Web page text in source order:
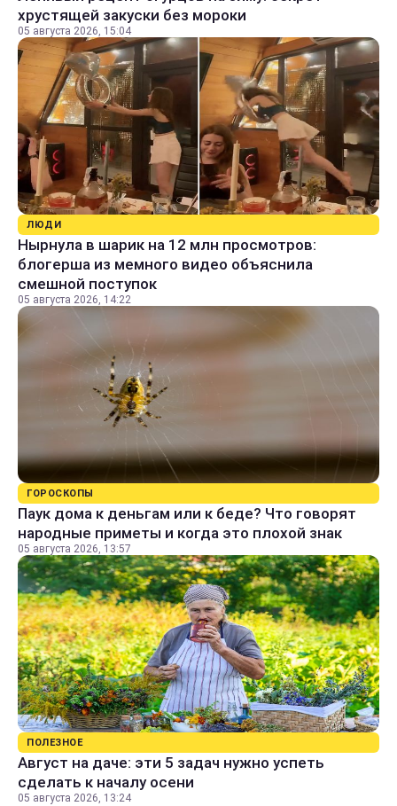
хрустящей закуски без мороки
05 августа 2026, 15:04
ЛЮДИ
Нырнула в шарик на 12 млн просмотров:
блогерша из мемного видео объяснила
смешной поступок
05 августа 2026, 14:22
ГОРОСКОПЫ
Паук дома к деньгам или к беде? Что говорят
народные приметы и когда это плохой знак
05 августа 2026, 13:57
ПОЛЕЗНОЕ
Август на даче: эти 5 задач нужно успеть
сделать к началу осени
05 августа 2026, 13:24